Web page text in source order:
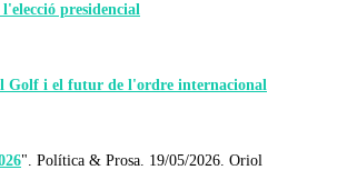
presidencial
Golf i el futur de l'ordre internacional
". Política & Prosa. 19/05/2026. Oriol